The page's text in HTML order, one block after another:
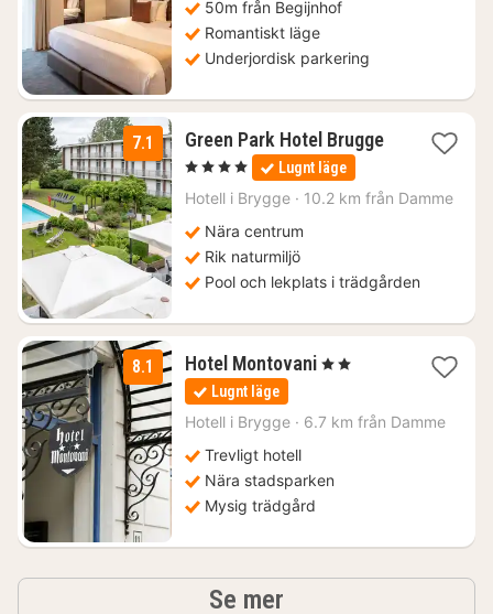
50m från Begijnhof
Romantiskt läge
Underjordisk parkering
7.1 Green Park Hotel Brugge1
1546
, 4 Stjärnor Lugnt läge
Hotell i Brygge · 10.2 km från Damme
Nära centrum
Rik naturmiljö
Pool och lekplats i trädgården
8.1 Hotel Montovani1
1184
, 2 Stjärnor
Lugnt läge
Hotell i Brygge · 6.7 km från Damme
Trevligt hotell
Nära stadsparken
Mysig trädgård
Se mer